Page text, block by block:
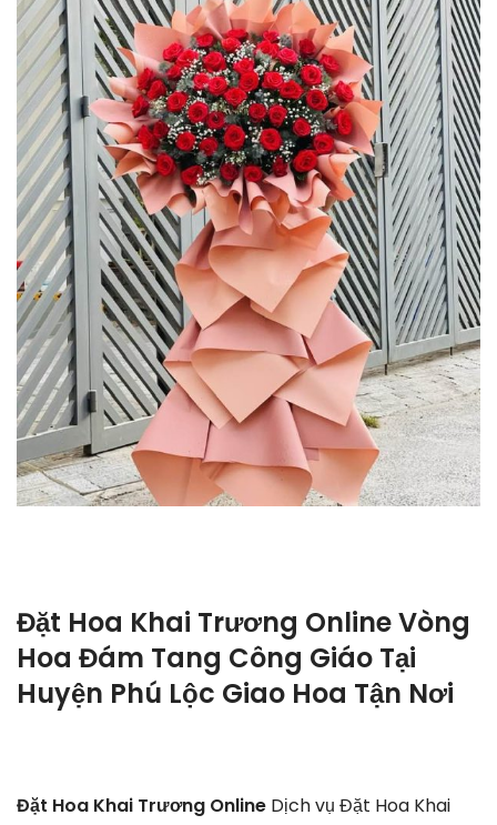
Đặt Hoa Khai Trương Online Vòng
Hoa Đám Tang Công Giáo Tại
Huyện Phú Lộc Giao Hoa Tận Nơi
Đặt Hoa Khai Trương Online Dịch vụ Đặt Hoa Khai